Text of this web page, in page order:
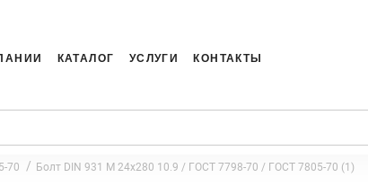
КАТАЛОГ УСЛУГИ КОНТАКТЫ
70 Болт DIN 931 M 24x280 10.9 / ГОСТ 7798-70 / ГОСТ 7805-70 (1)